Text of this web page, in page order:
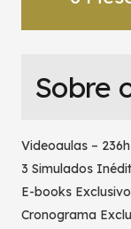
Sobre
Videoaulas –
3 Simulados
E-books
Cronograma